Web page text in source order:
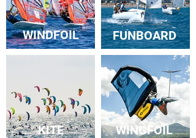
WINDFOIL FUNBOARD
KITE WINGFOIL